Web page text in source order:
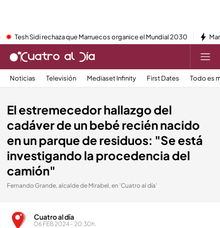
Tesh Sidi rechaza que Marruecos organice el Mundial 2030
Noticias Televisión Mediaset Infinity First Dates Todo es
El estremecedor hallazgo del
cadáver de un bebé recién nacido
en un parque de residuos: "Se está
investigando la procedencia del
camión"
Fernando Grande, alcalde de Mirabel, en 'Cuatro al día'
Cuatro al día
06 FEB 2024 - 20:30h.